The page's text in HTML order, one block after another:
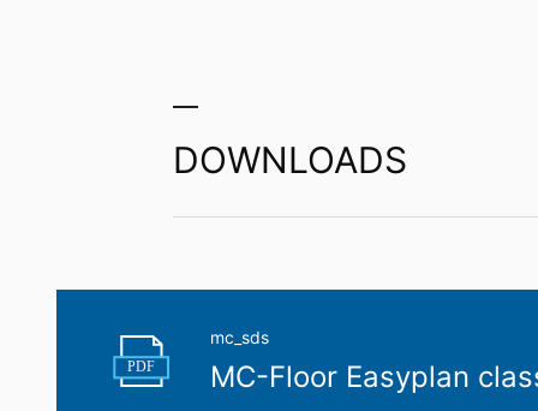
DOWNLOADS
PDF
mc_sds
MC-Floor Easyplan